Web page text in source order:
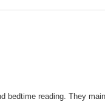
bedtime reading. They